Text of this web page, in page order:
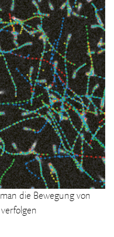
die Bewegung von